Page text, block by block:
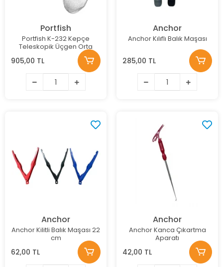
Portfish
Portfish K-232 Kepçe
Teleskopik Üçgen Orta
905,00 TL
Anchor
Anchor Kılıflı Balık Maşası
285,00 TL
Anchor
Anchor Kilitli Balık Maşası 22
cm
62,00 TL
Anchor
Anchor Kanca Çıkartma
Aparatı
42,00 TL